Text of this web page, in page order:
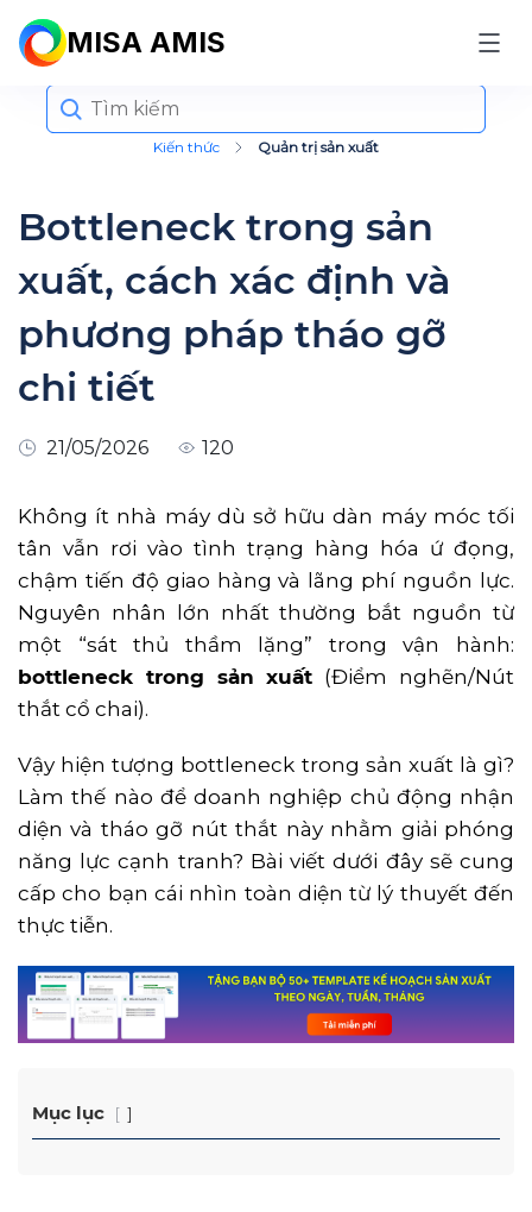
MISA AMIS
Kiến thức Quản trị sản xuất
Search
for:
Bottleneck trong sản
xuất, cách xác định và
phương pháp tháo gỡ
chi tiết
21/05/2026 120
Không ít nhà máy dù sở hữu dàn máy móc tối
tân vẫn rơi vào tình trạng hàng hóa ứ đọng,
chậm tiến độ giao hàng và lãng phí nguồn lực.
Nguyên nhân lớn nhất thường bắt nguồn từ
một “sát thủ thầm lặng” trong vận hành:
bottleneck trong sản xuất (Điểm nghẽn/Nút
thắt cổ chai).
Vậy hiện tượng bottleneck trong sản xuất là gì?
Làm thế nào để doanh nghiệp chủ động nhận
diện và tháo gỡ nút thắt này nhằm giải phóng
năng lực cạnh tranh? Bài viết dưới đây sẽ cung
cấp cho bạn cái nhìn toàn diện từ lý thuyết đến
thực tiễn.
Mục lục